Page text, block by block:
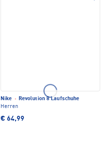
Nike · Revolution 8 Laufschuhe
Herren
€ 64,99